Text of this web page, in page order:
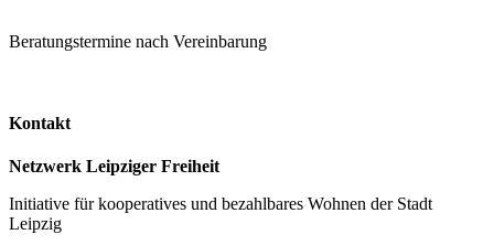
Beratungstermine nach Vereinbarung
Kontakt
Netzwerk Leipziger Freiheit
Initiative für kooperatives und bezahlbares Wohnen der Stadt
Leipzig